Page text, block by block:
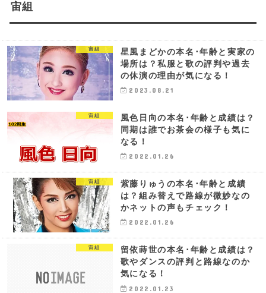
宙組
宙組
星風まどかの本名･年齢と実家の
場所は？私服と歌の評判や過去
の休演の理由が気になる！
2023.08.21
宙組
風色日向の本名･年齢と成績は？
同期は誰でお茶会の様子も気に
なる！
2022.01.26
宙組
紫藤りゅうの本名･年齢と成績
は？組み替えで路線が微妙なの
かネットの声もチェック！
2022.01.26
宙組
留依蒔世の本名･年齢と成績は？
歌やダンスの評判と路線なのか
気になる！
2022.01.23